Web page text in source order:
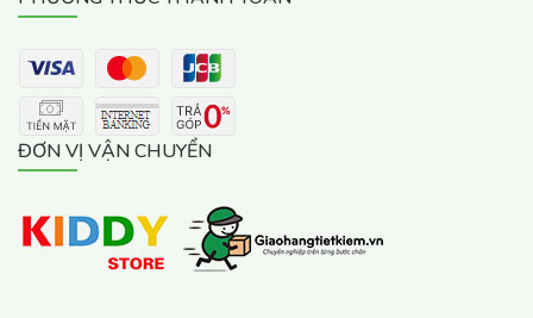
ĐƠN VỊ VẬN CHUYỂN